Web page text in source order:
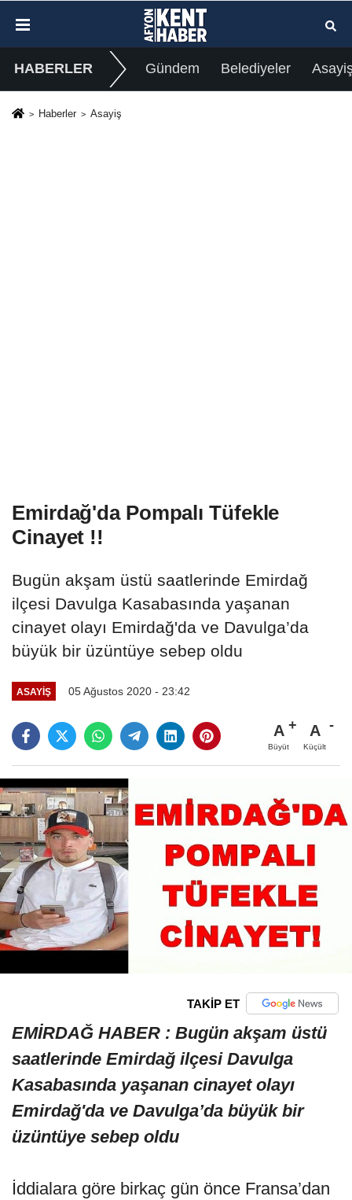
HABERLER Gündem Belediyeler
Haberler Asayiş
Emirdağ'da Pompalı Tüfekle
Cinayet !!
Bugün akşam üstü saatlerinde Emirdağ
ilçesi Davulga Kasabasında yaşanan
cinayet olayı Emirdağ'da ve Davulga’da
büyük bir üzüntüye sebep oldu
ASAYIŞ 05 Ağustos 2020 - 23:42
A
Büyüt
A
Küçült
TAKİP ET
EMİRDAĞ HABER : Bugün akşam üstü
saatlerinde Emirdağ ilçesi Davulga
Kasabasında yaşanan cinayet olayı
Emirdağ'da ve Davulga’da büyük bir
üzüntüye sebep oldu
İddialara göre birkaç gün önce Fransa’dan